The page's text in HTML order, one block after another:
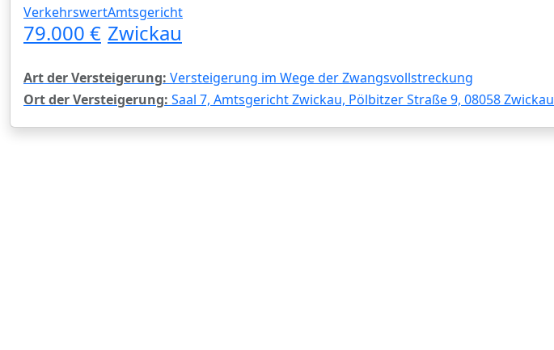
Verkehrswert
79.000 €
Amtsgericht
Zwickau
Art der Versteigerung: Versteigerung im Wege der Zwangsvollstreckung
Ort der Versteigerung: Saal 7, Amtsgericht Zwickau, Pölbitzer Straße 9, 08058 Zwickau